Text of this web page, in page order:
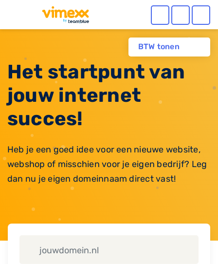
BTW tonen
Het startpunt van
jouw internet
succes!
Heb je een goed idee voor een nieuwe website,
webshop of misschien voor je eigen bedrijf? Leg
dan nu je eigen domeinnaam direct vast!